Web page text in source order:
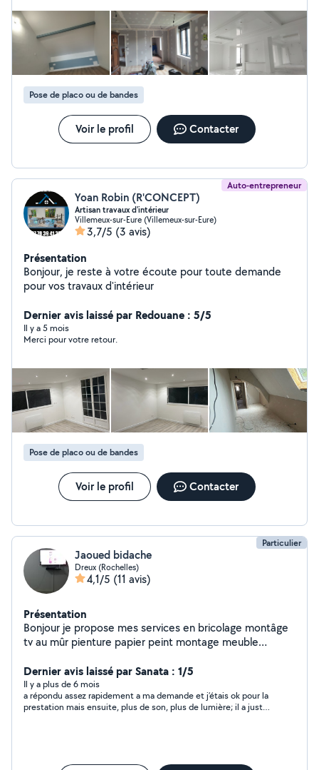
Pose de placo ou de bandes
Voir le profil Contacter
Auto-entrepreneur
Yoan Robin (R'CONCEPT)
Artisan travaux d'intérieur
Villemeux-sur-Eure (Villemeux-sur-Eure)
3,7/5 (3 avis)
Présentation
Bonjour, je reste à votre écoute pour toute demande
pour vos travaux d'intérieur
Dernier avis laissé par Redouane : 5/5
Il y a 5 mois
Merci pour votre retour.
Pose de placo ou de bandes
Voir le profil Contacter
Particulier
Jaoued bidache
Dreux (Rochelles)
4,1/5 (11 avis)
Présentation
Bonjour je propose mes services en bricolage montâge
tv au mûr pienture papier peint montage meuble
Dernier avis laissé par Sanata : 1/5
Il y a plus de 6 mois
a répondu assez rapidement a ma demande et j’étais ok pour la
prestation mais ensuite, plus de son, plus de lumière; il a juste